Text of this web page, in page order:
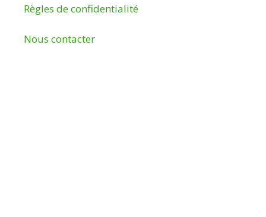
Règles de confidentialité
Nous contacter